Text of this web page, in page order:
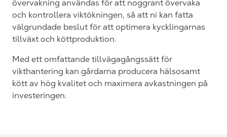
övervakning användas för att noggrant övervaka
och kontrollera viktökningen, så att ni kan fatta
välgrundade beslut för att optimera kycklingarnas
tillväxt och köttproduktion.
Med ett omfattande tillvägagångssätt för
vikthantering kan gårdarna producera hälsosamt
kött av hög kvalitet och maximera avkastningen på
investeringen.